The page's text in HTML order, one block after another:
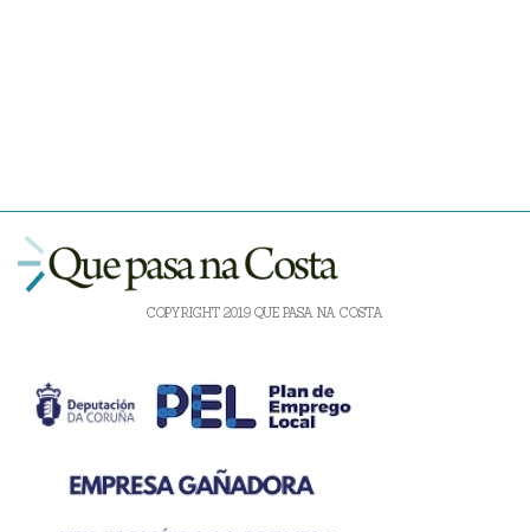
COPYRIGHT 2019 QUE PASA NA COSTA